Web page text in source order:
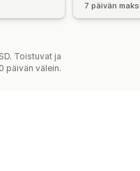
7 päivän
Toistuvat ja
päivän välein.